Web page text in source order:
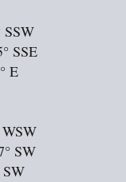
SSW
SSE
E
WSW
SW
SW